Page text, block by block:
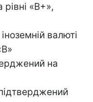
«B+»,
валюті
на